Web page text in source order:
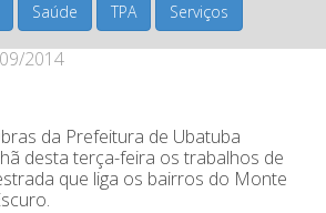
Saúde TPA Serviços
2014
da Prefeitura de Ubatuba
desta terça-feira os trabalhos de
que liga os bairros do Monte